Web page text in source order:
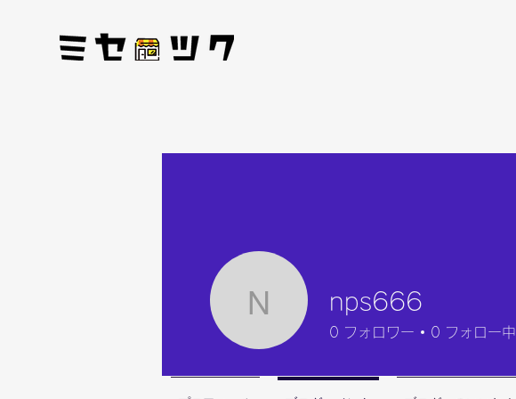
nps666nps666
0 フォロワー 0 フォロー中